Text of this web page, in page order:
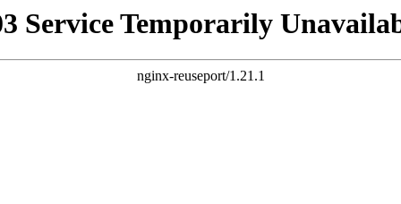
Service Temporarily
nginx-reuseport/1.21.1